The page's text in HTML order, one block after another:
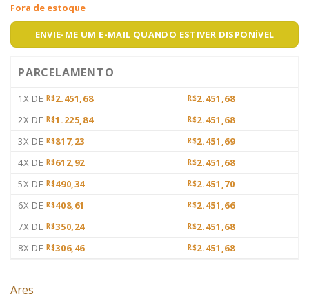
Fora de estoque
ENVIE-ME UM E-MAIL QUANDO ESTIVER DISPONÍVEL
PARCELAMENTO
1X DE R$2.451,68 R$2.451,68
2X DE R$1.225,84 R$2.451,68
3X DE R$817,23 R$2.451,69
4X DE R$612,92 R$2.451,68
5X DE R$490,34 R$2.451,70
6X DE R$408,61 R$2.451,66
7X DE R$350,24 R$2.451,68
8X DE R$306,46 R$2.451,68
Ares